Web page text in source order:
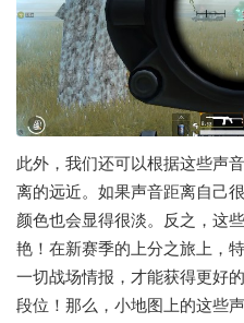
此外，我们还可以根据这些声
离的远近。如果声音距离自己
颜色也会显得很淡。反之，这
艳！在新赛季的上分之旅上，
一切战场情报，才能获得更好
段位！那么，小地图上的这些